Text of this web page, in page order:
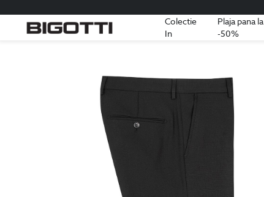
Colectie
In
Plaja pana la
-50%